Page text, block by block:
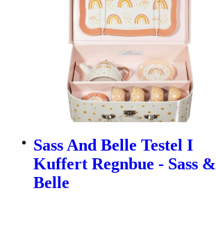
Sass And Belle Testel I
Kuffert Regnbue - Sass &
Belle